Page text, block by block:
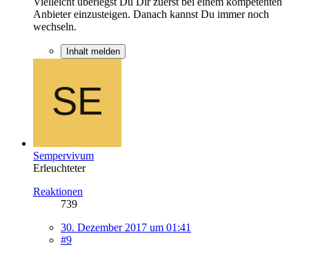
Anbieter einzusteigen. Danach kannst Du immer noch
wechseln.
Inhalt melden
Sempervivum
Erleuchteter
Reaktionen
739
30. Dezember 2017 um 01:41
#9